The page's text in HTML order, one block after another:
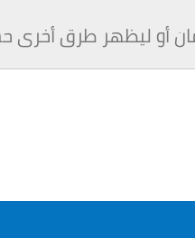
أو ليظهر طرق